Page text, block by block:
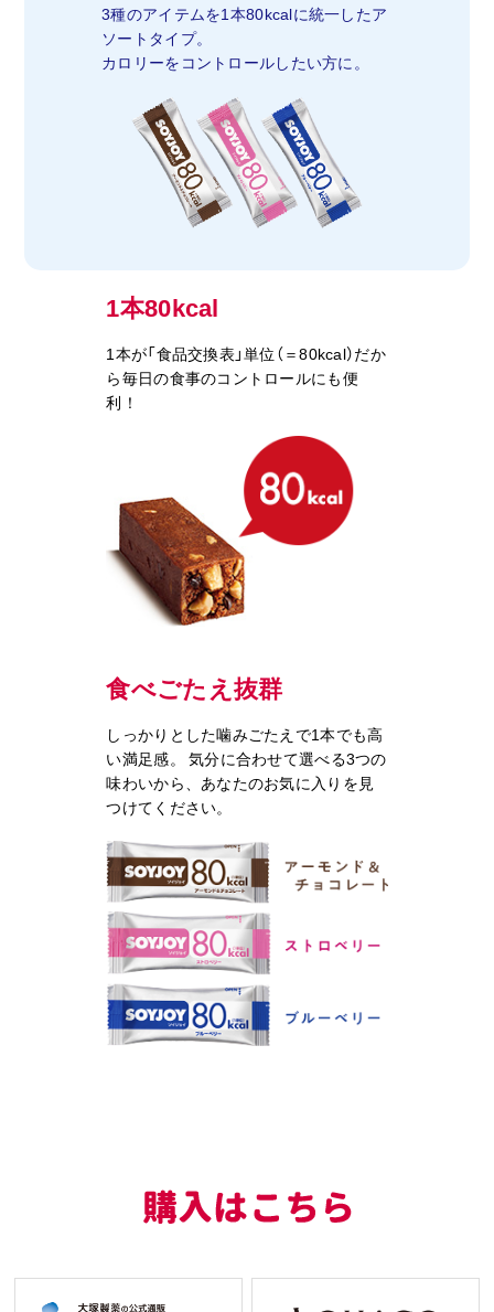
3種のアイテムを1本80kcalに統一したア
ソートタイプ。
カロリーをコントロールしたい方に。
1本80kcal
1本が「食品交換表」単位（＝80kcal）だか
ら毎日の食事のコントロールにも便
利！
食べごたえ抜群
しっかりとした噛みごたえで1本でも高
い満足感。 気分に合わせて選べる3つの
味わいから、あなたのお気に入りを見
つけてください。